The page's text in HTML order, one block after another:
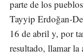
parte de los
Tayyip Erdoğan-
16 de abril y, por
resultado, llamar la